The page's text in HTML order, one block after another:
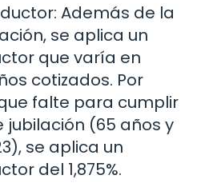
Además de la
se aplica un
que varía en
cotizados. Por
falte para cumplir
(65 años y
se aplica un
del 1,875%.